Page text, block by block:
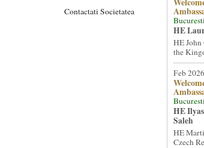
Contactati Societatea
HE
HE John
the
Feb 2026
HE
Saleh
HE
Czech